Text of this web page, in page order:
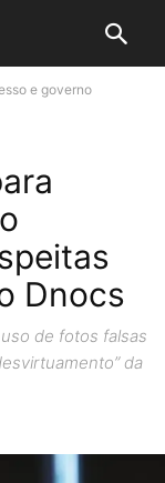
e governo
Dnocs
de fotos falsas
da